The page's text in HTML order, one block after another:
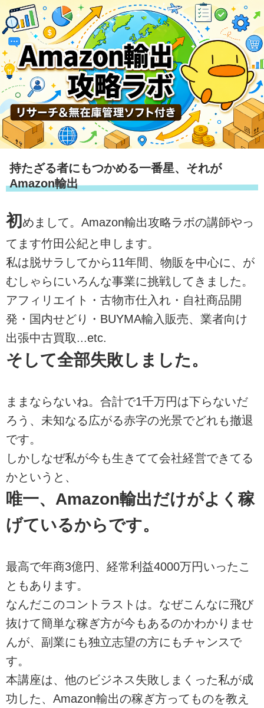
持たざる者にもつかめる一番星、それが
Amazon輸出
初 めまして。Amazon輸出攻略ラボの講師やっ
てます竹田公紀と申します。
私は脱サラしてから11年間、物販を中心に、が
むしゃらにいろんな事業に挑戦してきました。
アフィリエイト・古物市仕入れ・自社商品開
発・国内せどり・BUYMA輸入販売、業者向け
出張中古買取...etc.
そして全部失敗しました。
ままならないね。合計で1千万円は下らないだ
ろう、未知なる広がる赤字の光景でどれも撤退
です。
しかしなぜ私が今も生きてて会社経営できてる
かというと、
唯一、Amazon輸出だけがよく稼
げているからです。
最高で年商3億円、経常利益4000万円いったこ
ともあります。
なんだこのコントラストは。なぜこんなに飛び
抜けて簡単な稼ぎ方が今もあるのかわかりませ
んが、副業にも独立志望の方にもチャンスで
す。
本講座は、他のビジネス失敗しまくった私が成
功した、Amazon輸出の稼ぎ方ってものを教え